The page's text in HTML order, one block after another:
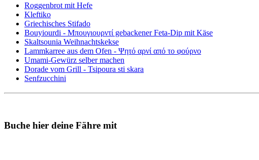
Roggenbrot mit Hefe
Kleftiko
Griechisches Stifado
Bouyiourdi - Μπουγιουρντί gebackener Feta-Dip mit Käse
Skaltsounia Weihnachtskekse
Lammkarree aus dem Ofen - Ψητό αρνί από το φούρνο
Umami-Gewürz selber machen
Dorade vom Grill - Tsipoura sti skara
Senfzucchini
Buche hier deine Fähre mit